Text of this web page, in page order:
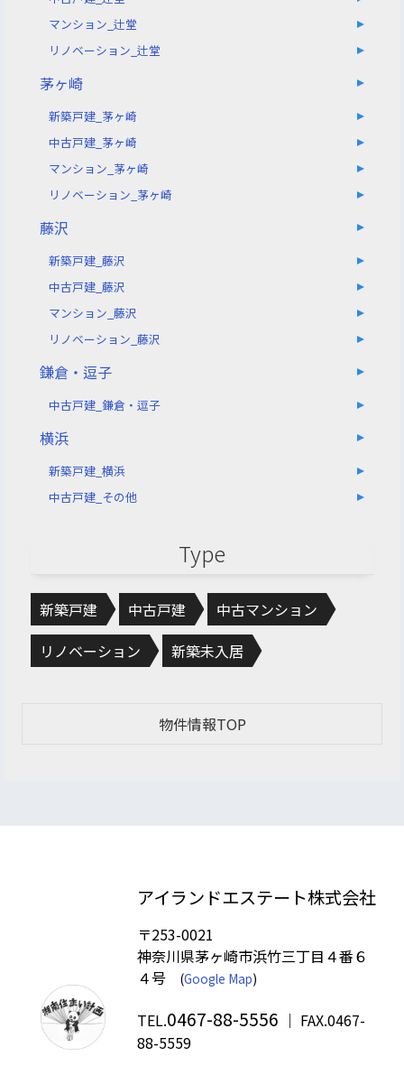
マンション_辻堂
リノベーション_辻堂
茅ヶ崎
新築戸建_茅ヶ崎
中古戸建_茅ヶ崎
マンション_茅ヶ崎
リノベーション_茅ヶ崎
藤沢
新築戸建_藤沢
中古戸建_藤沢
マンション_藤沢
リノベーション_藤沢
鎌倉・逗子
中古戸建_鎌倉・逗子
横浜
新築戸建_横浜
中古戸建_その他
Type
新築戸建 中古戸建
中古マンション
リノベーション
新築未入居
物件情報TOP
アイランドエステート株式会社
〒253-0021
神奈川県茅ヶ崎市浜竹三丁目４番６
４号(Google Map)
TEL.0467-88-5556 ｜ FAX.0467-
88-5559